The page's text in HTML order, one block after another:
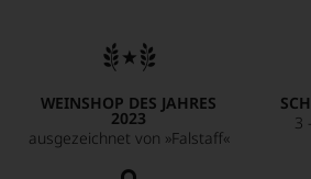
WEINSHOP DES JAHRES
2023
ausgezeichnet von »Falstaff«
3